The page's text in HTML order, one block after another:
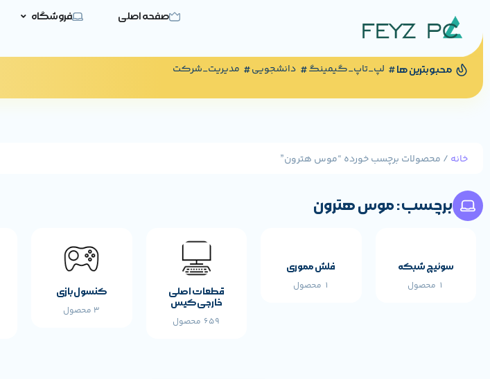
صفحه اصلی فروشگاه
محبوبترین ها لپ_تاپ_گیمینگ دانشجویی مدیریت_شرکت
خانه / محصولات برچسب خورده “موس هترون”
برچسب: موس هترون
سوئیچ شبکه
1 محصول
فلش مموری
1 محصول
قطعات اصلی
خارجی کیس
659 محصول
کنسول بازی
3 محصول